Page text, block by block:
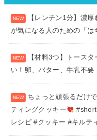
【レンチン1分】濃
が気になる人のための「は
【材料3つ】トース
い！卵、バター、牛乳不要
ちょっと頑張るだけ
ティングクッキー
レシピ #クッキー #キルテ